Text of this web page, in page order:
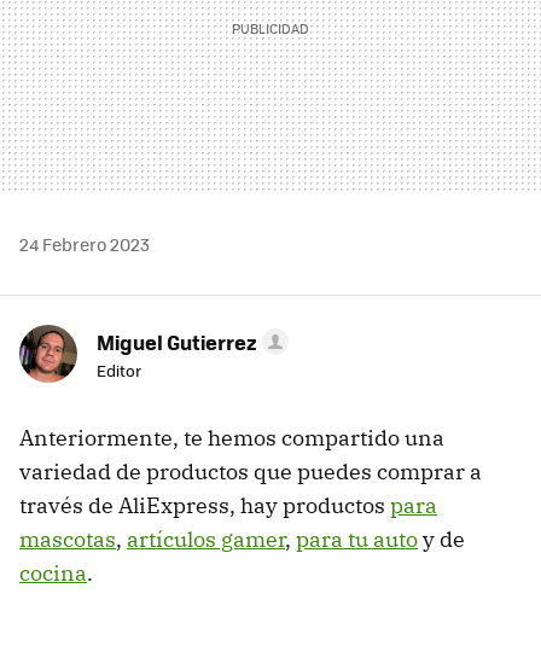
24 Febrero 2023
Miguel Gutierrez
Editor
Anteriormente, te hemos compartido una
variedad de productos que puedes comprar a
través de AliExpress, hay productos para
mascotas, artículos gamer, para tu autoy de
cocina.